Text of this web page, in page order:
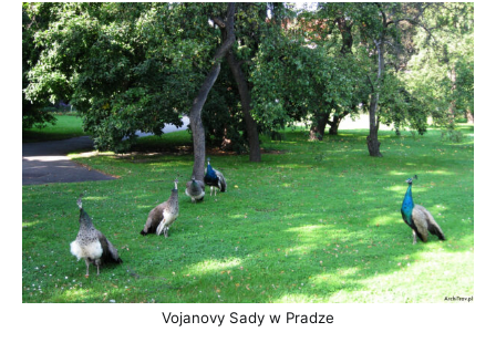
Vojanovy Sady w Pradze